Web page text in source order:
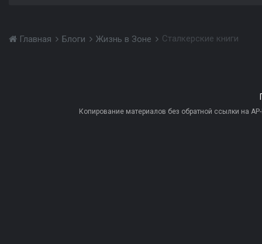
Главная Блоги Жизнь в Зоне Сталкерские книги
Копирование материалов без обратной ссылки на